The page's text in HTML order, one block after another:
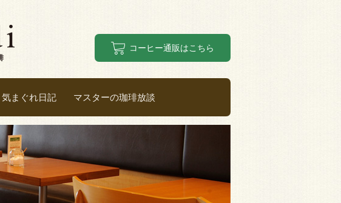
コーヒー通販はこちら
気まぐれ日記 マスターの珈琲放談